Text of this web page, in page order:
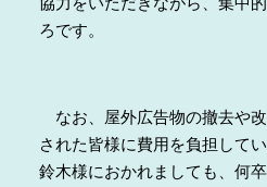
ろです。
なお、屋外広告物の撤去や
された皆様に費用を負担して
鈴木様におかれましても、何